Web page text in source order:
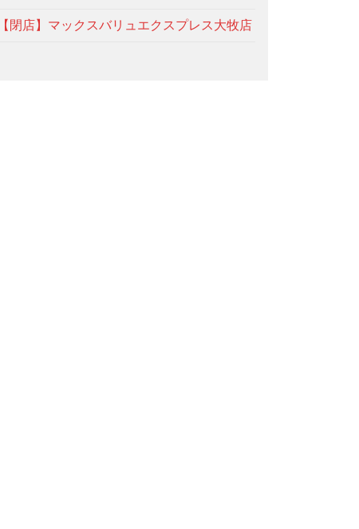
【閉店】マックスバリュエクスプレス大牧店